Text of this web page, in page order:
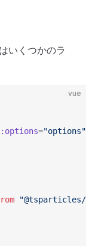
いくつかのラ
vue
:options="options"